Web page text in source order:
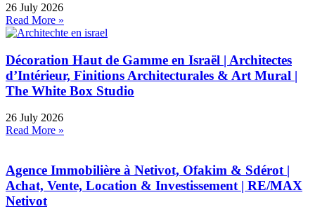
26 July 2026
Read More »
Décoration Haut de Gamme en Israël | Architectes
d’Intérieur, Finitions Architecturales & Art Mural |
The White Box Studio
26 July 2026
Read More »
Agence Immobilière à Netivot, Ofakim & Sdérot |
Achat, Vente, Location & Investissement | RE/MAX
Netivot